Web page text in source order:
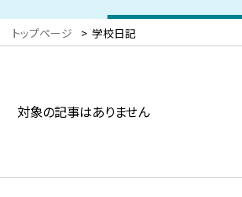
トップページ > 学校日記
対象の記事はありません